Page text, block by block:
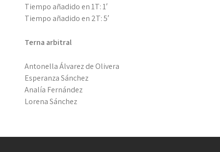
Tiempo añadido en 1T: 1′
Tiempo añadido en 2T: 5′
Terna arbitral
Antonella Álvarez de Olivera
Esperanza Sánchez
Analía Fernández
Lorena Sánchez